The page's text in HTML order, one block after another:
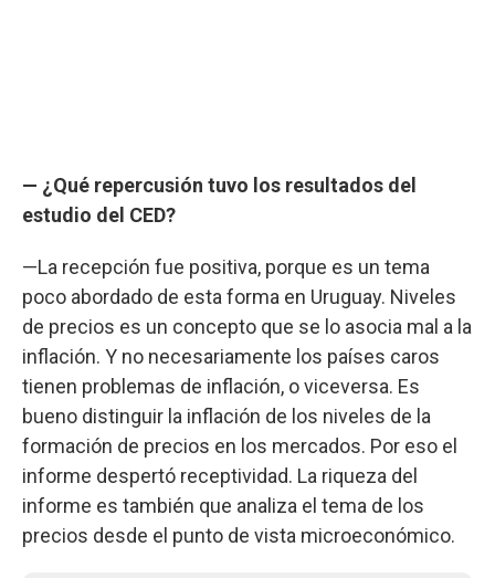
— ¿Qué repercusión tuvo los resultados del
estudio del CED?
—La recepción fue positiva, porque es un tema
poco abordado de esta forma en Uruguay. Niveles
de precios es un concepto que se lo asocia mal a la
inflación. Y no necesariamente los países caros
tienen problemas de inflación, o viceversa. Es
bueno distinguir la inflación de los niveles de la
formación de precios en los mercados. Por eso el
informe despertó receptividad. La riqueza del
informe es también que analiza el tema de los
precios desde el punto de vista microeconómico.